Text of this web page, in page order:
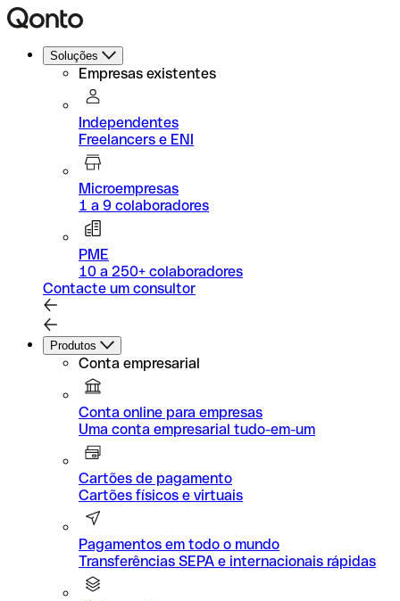
Soluções
Empresas existentes
Independentes
Freelancers e ENI
Microempresas
1 a 9 colaboradores
PME
10 a 250+ colaboradores
Contacte um consultor
Produtos
Conta empresarial
Conta online para empresas
Uma conta empresarial tudo-em-um
Cartões de pagamento
Cartões físicos e virtuais
Pagamentos em todo o mundo
Transferências SEPA e internacionais rápidas